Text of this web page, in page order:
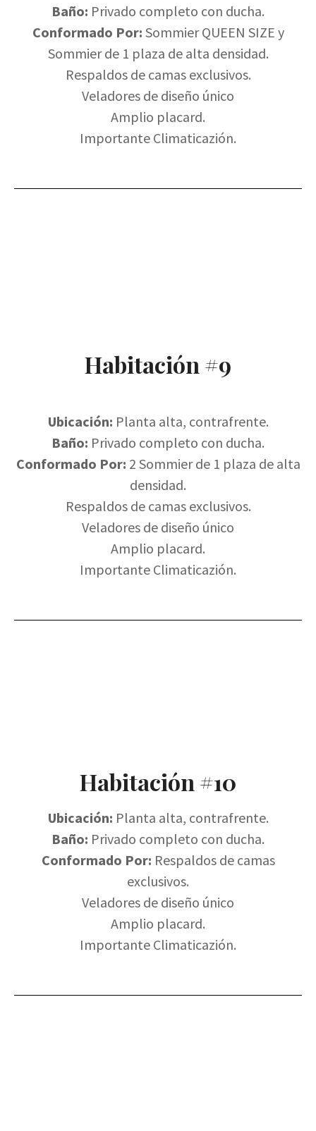
Baño: Privado completo con ducha.
Conformado Por: Sommier QUEEN SIZE y
Sommier de 1 plaza de alta densidad.
Respaldos de camas exclusivos.
Veladores de diseño único
Amplio placard.
Importante Climaticazión.
Habitación #9
Ubicación: Planta alta, contrafrente.
Baño: Privado completo con ducha.
Conformado Por: 2 Sommier de 1 plaza de alta
densidad.
Respaldos de camas exclusivos.
Veladores de diseño único
Amplio placard.
Importante Climaticazión.
Habitación #10
Ubicación: Planta alta, contrafrente.
Baño: Privado completo con ducha.
Conformado Por: Respaldos de camas
exclusivos.
Veladores de diseño único
Amplio placard.
Importante Climaticazión.